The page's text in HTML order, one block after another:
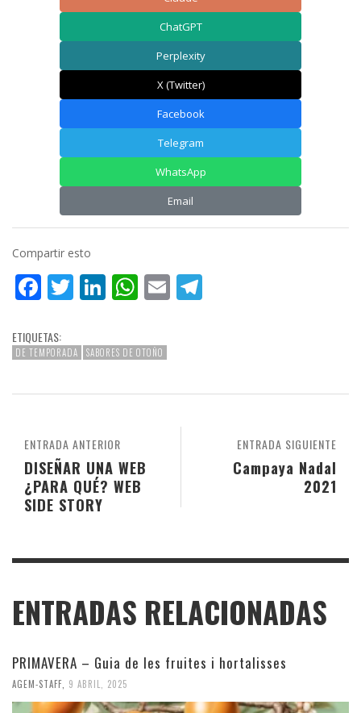
ChatGPT
Perplexity
X (Twitter)
Facebook
Telegram
WhatsApp
Email
Compartir esto
Facebook
Twitter
LinkedIn
WhatsApp
Email
ETIQUETAS:
DE TEMPORADA SABORES DE OTOÑO
ENTRADA SIGUIENTE
Campaya Nadal
2021
ENTRADA ANTERIOR
DISEÑAR UNA WEB
¿PARA QUÉ? WEB
SIDE STORY
ENTRADAS RELACIONADAS
PRIMAVERA – Guia de les fruites i hortalisses
AGEM-STAFF 9 ABRIL, 2025